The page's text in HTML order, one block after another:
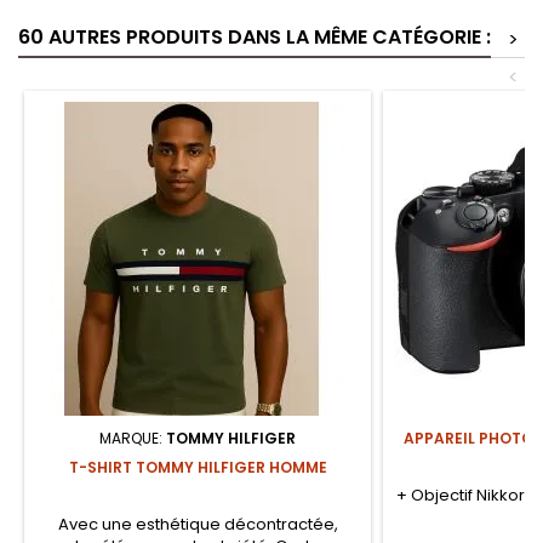
60 AUTRES PRODUITS DANS LA MÊME CATÉGORIE :
>
<
MARQUE: TOMMY HILFIGER
T-SHIRT TOMMY HILFIGER HOMME
Avec une esthétique décontractée,
APPAREIL
+ Objectif Nikkor